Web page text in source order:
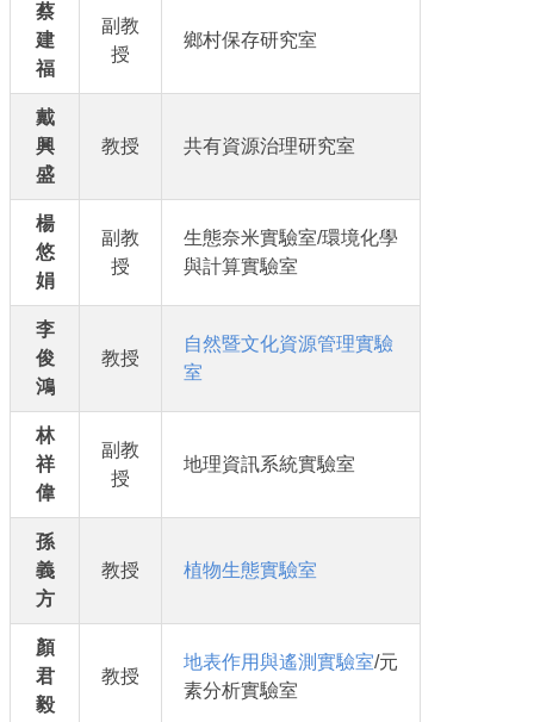
蔡
建
福
副教
授
鄉村保存研究室
戴
興
盛
教授 共有資源治理研究室
楊
悠
娟
副教
授
生態奈米實驗室/環境化學
與計算實驗室
李
俊
鴻
教授
自然暨文化資源管理實驗
室
林
祥
偉
副教
授
地理資訊系統實驗室
孫
義
方
教授 植物生態實驗室
顏
君
毅
教授
地表作用與遙測實驗室/元
素分析實驗室